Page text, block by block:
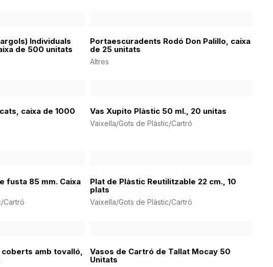
Individuals
de 500 unitats
Portaescuradents Rodó Don Palillo, caixa
de 25 unitats
Altres
caixa de 1000
Vas Xupito Plàstic 50 ml., 20 unitas
Vaixella/Gots de Plàstic/Cartró
fusta 85 mm. Caixa
Cartró
Plat de Plàstic Reutilitzable 22 cm., 10
plats
Vaixella/Gots de Plàstic/Cartró
amb tovalló,
Vasos de Cartró de Tallat Mocay 50
Unitats